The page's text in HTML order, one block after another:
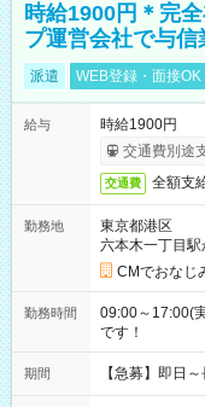
時給1900円＊完
プ運営会社で与信
派遣 WEB登録・面接OK
給与
時給1900円
交通費別途
交通費 全額支
勤務地
東京都港区
六本木一丁目
CMでおなじ
勤務時間
09:00～17:00(
です！
期間 【急募】即日